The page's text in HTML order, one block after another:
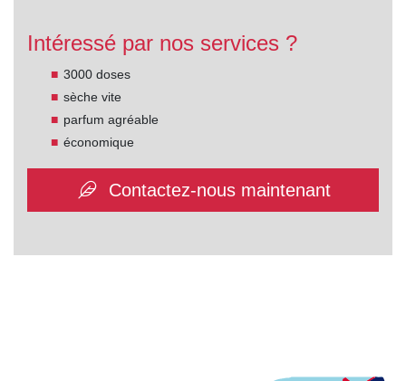
Intéressé par nos services ?
3000 doses
sèche vite
parfum agréable
économique
Contactez-nous maintenant